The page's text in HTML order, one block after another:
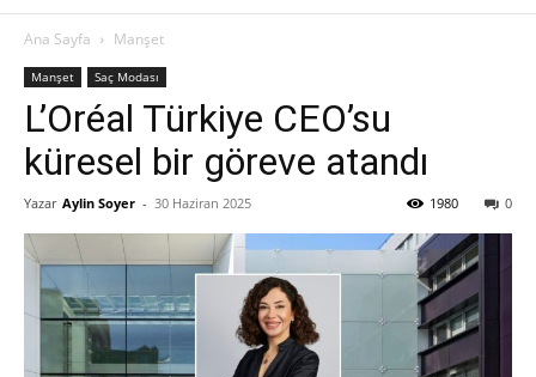
Ana Sayfa Manşet
Manşet Saç Modası
L’Oréal Türkiye CEO’su
küresel bir göreve atandı
Yazar Aylin Soyer - 30 Haziran 2025 0
1980